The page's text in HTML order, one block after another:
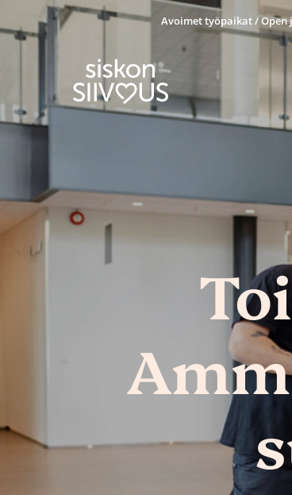
Avoimet työpaikat / Open